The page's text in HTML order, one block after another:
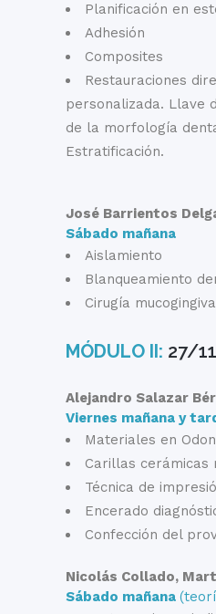
Planificación en
Adhesión
Composites
Restauraciones
personalizada. Llave
de la morfología
Estratificación.
José Barrientos
Sábado mañana
Aislamiento
Blanqueamiento
Cirugía
MÓDULO II: 27/
Alejandro Salazar
Viernes mañana y
Materiales en
Carillas cerámicas
Técnica de
Encerado
Confección del
Nicolás Collado,
Sábado mañana